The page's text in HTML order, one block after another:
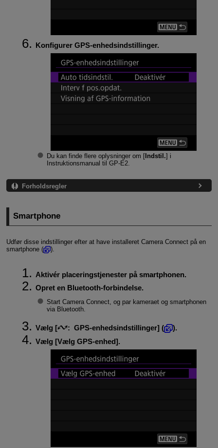
Konfigurer GPS-enhedsindstillinger.
Du kan finde flere oplysninger om [Indstil.] i
Instruktionsmanual til GP-E2.
Forholdsregler
Smartphone
Udfør disse indstillinger efter at have installeret Camera Connect på en
smartphone (
).
Aktivér placeringstjenester på smartphonen.
Opret en Bluetooth-forbindelse.
Start Camera Connect, og par kameraet og smartphonen
via Bluetooth.
Vælg [ : GPS-enhedsindstillinger] (
).
Vælg [Vælg GPS-enhed].